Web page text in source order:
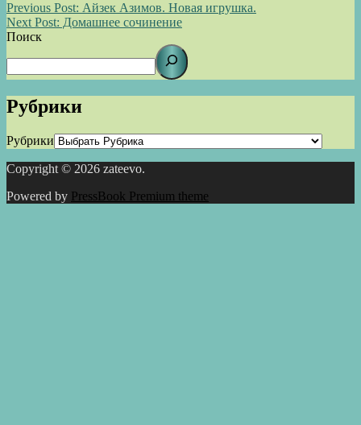
Previous Post: Айзек Азимов. Новая игрушка.
Next Post: Домашнее сочинение
Поиск
Рубрики
Рубрики
Copyright © 2026 zateevo.
Powered by PressBook Premium theme